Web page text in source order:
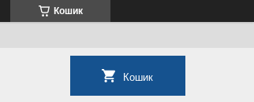
Кошик
Кошик